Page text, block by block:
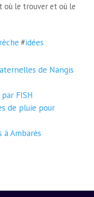
où le trouver et où le
#idées
de Nangis
FISH
de pluie pour
Ambarès